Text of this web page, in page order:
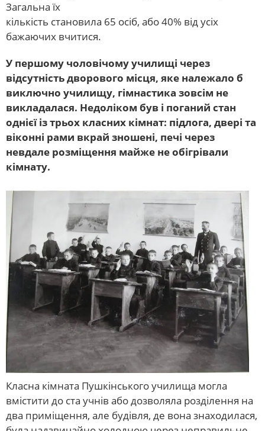
Загальна їх
кількість становила 65 осіб, або 40% від усіх
бажаючих вчитися.
У першому чоловічому училищі через
відсутність дворового місця, яке належало б
виключно училищу, гімнастика зовсім не
викладалася. Недоліком був і поганий стан
однієї із трьох класних кімнат: підлога, двері та
віконні рами вкрай зношені, печі через
невдале розміщення майже не обігрівали
кімнату.
Класна кімната Пушкінського училища могла
вмістити до ста учнів або дозволяла розділення на
два приміщення, але будівля, де вона знаходилася,